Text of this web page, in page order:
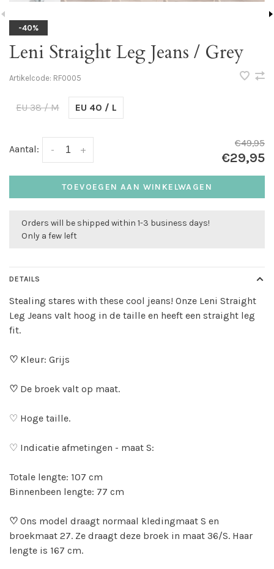
-40%
Leni Straight Leg Jeans / Grey
Artikelcode: RF0005
EU 38 / M EU 40 / L
Aantal: +
-
€49,95
€29,95
TOEVOEGEN AAN WINKELWAGEN
Orders will be shipped within 1-3 business days!
Only a few left
DETAILS
Stealing stares with these cool jeans! Onze Leni Straight
Leg Jeans valt hoog in de taille en heeft een straight leg
fit.
♡ Kleur: Grijs
♡ De broek valt op maat.
♡ Hoge taille.
♡ Indicatie afmetingen - maat S:
Totale lengte: 107 cm
Binnenbeen lengte: 77 cm
♡ Ons model draagt normaal kledingmaat S en
broekmaat 27. Ze draagt deze broek in maat 36/S. Haar
lengte is 167 cm.